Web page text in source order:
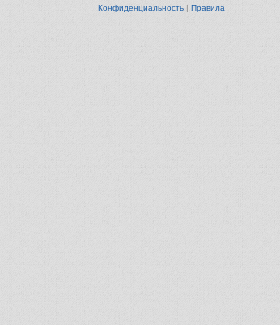
Конфиденциальность| Правила